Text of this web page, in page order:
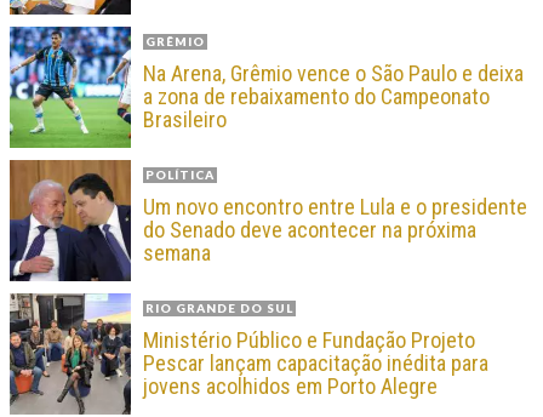
GRÊMIO
Na Arena, Grêmio vence o São Paulo e deixa
a zona de rebaixamento do Campeonato
Brasileiro
POLÍTICA
Um novo encontro entre Lula e o presidente
do Senado deve acontecer na próxima
semana
RIO GRANDE DO SUL
Ministério Público e Fundação Projeto
Pescar lançam capacitação inédita para
jovens acolhidos em Porto Alegre